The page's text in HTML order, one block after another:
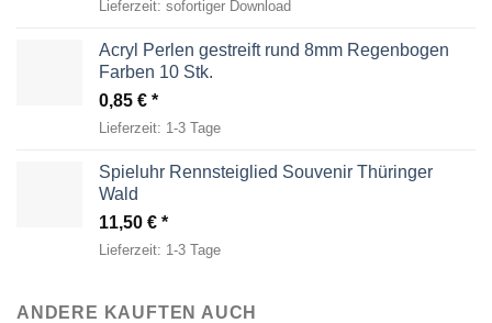
Lieferzeit: sofortiger Download
Acryl Perlen gestreift rund 8mm Regenbogen
Farben 10 Stk.
0,85 €
Lieferzeit: 1-3 Tage
Spieluhr Rennsteiglied Souvenir Thüringer
Wald
11,50 €
Lieferzeit: 1-3 Tage
ANDERE KAUFTEN AUCH